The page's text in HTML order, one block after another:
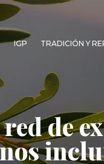
IGP TRADICIÓN Y
de